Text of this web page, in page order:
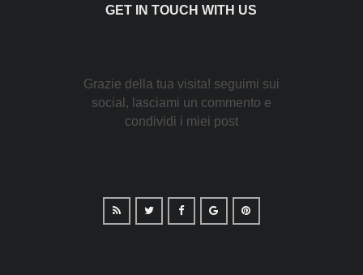
GET IN TOUCH WITH US
Grazie della tua visita! seguimi sui
social, lasciami un commento e
condividi i miei post